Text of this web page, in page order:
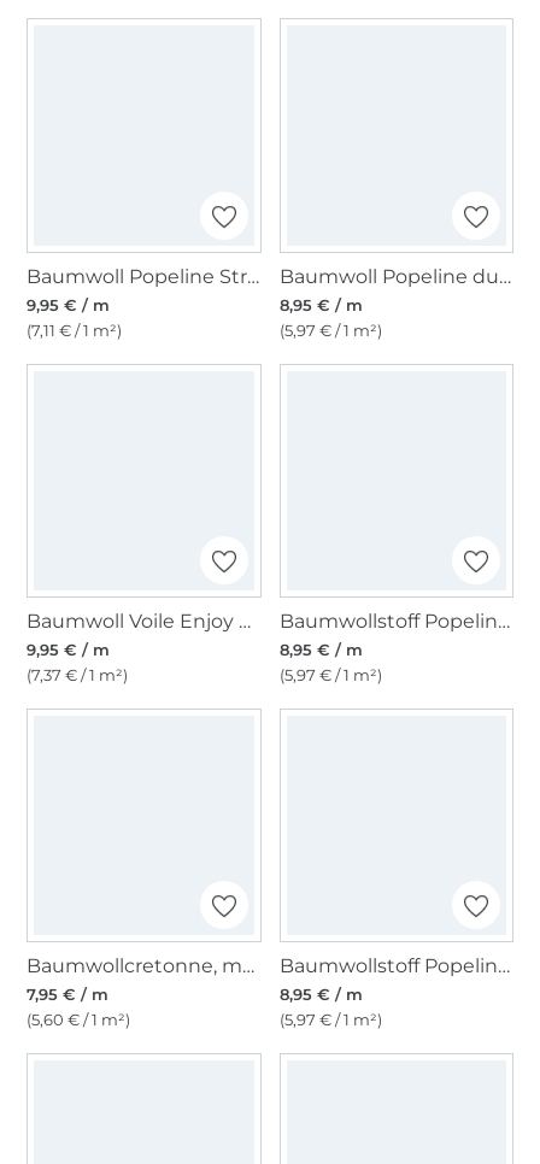
Baumwoll Popeline Streifen, rot
9,95 € / m
(7,11 € / 1 m²)
Baumwoll Popeline dunkelbraun
8,95 € / m
(5,97 € / 1 m²)
Baumwoll Voile Enjoy Sorbet Beach Ornaments, bordeaux
9,95 € / m
(7,37 € / 1 m²)
Baumwollstoff Popeline lila
8,95 € / m
(5,97 € / 1 m²)
Baumwollcretonne, marine
7,95 € / m
(5,60 € / 1 m²)
Baumwollstoff Popeline orange
8,95 € / m
(5,97 € / 1 m²)